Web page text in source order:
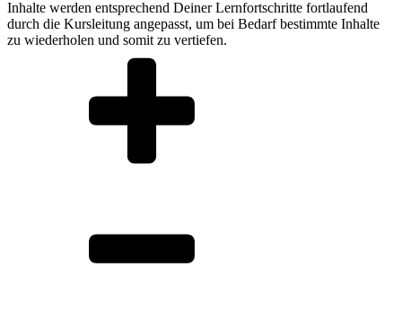
Inhalte werden entsprechend Deiner Lernfortschritte fortlaufend
durch die Kursleitung angepasst, um bei Bedarf bestimmte Inhalte
zu wiederholen und somit zu vertiefen.